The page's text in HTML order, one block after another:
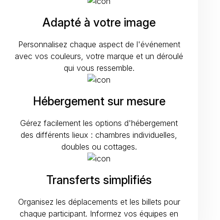
Adapté à votre image
Personnalisez chaque aspect de l'événement
avec vos couleurs, votre marque et un déroulé
qui vous ressemble.
Hébergement sur mesure
Gérez facilement les options d'hébergement
des différents lieux : chambres individuelles,
doubles ou cottages.
Transferts simplifiés
Organisez les déplacements et les billets pour
chaque participant. Informez vos équipes en